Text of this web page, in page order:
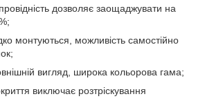
дозволяє заощаджувати на
монтуються, можливість самостійно
вигляд, широка кольорова гама;
виключає розтріскування